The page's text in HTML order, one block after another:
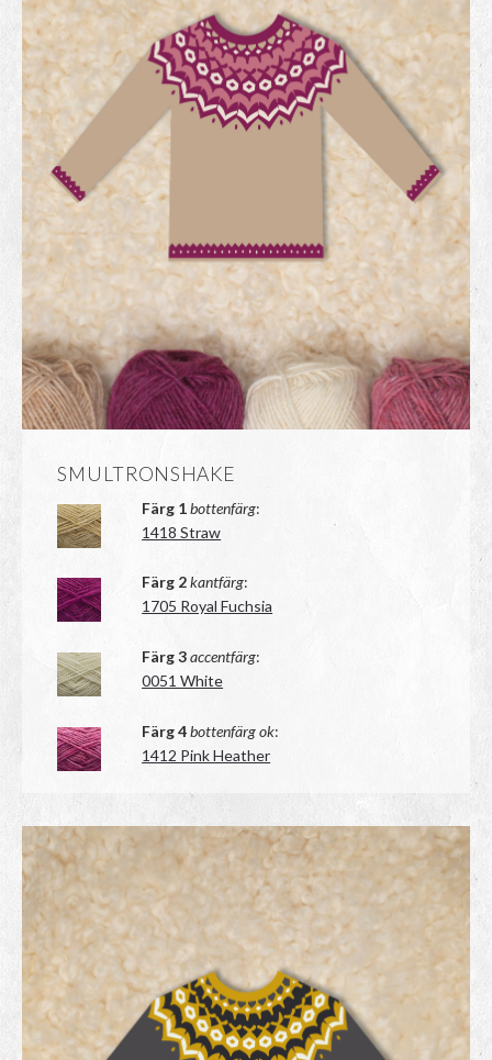
SMULTRONSHAKE
Färg 1bottenfärg:
1418 Straw
Färg 2kantfärg:
1705 Royal Fuchsia
Färg 3accentfärg:
0051 White
Färg 4bottenfärg ok:
1412 Pink Heather